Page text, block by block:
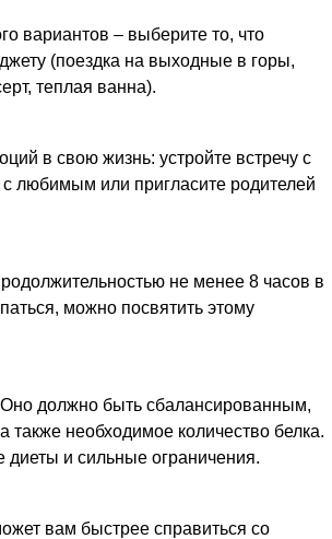
вариантов – выберите то, что
(поездка на выходные в горы,
теплая ванна).
в свою жизнь: устройте встречу с
любимым или пригласите родителей
не менее 8 часов в
можно посвятить этому
должно быть сбалансированным,
необходимое количество белка.
диеты и сильные ограничения.
вам быстрее справиться со